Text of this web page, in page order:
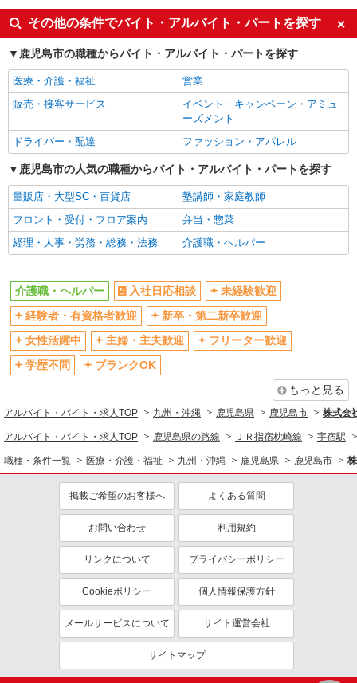
ボーナス・賞与あり
車通勤OK
交通費支給
社会保険あり
産休・育休取得実績あり
その他の条件でバイト・アルバイト・パートを探す
鹿児島市の職種からバイト・アルバイト・パートを探す
医療・介護・福祉
営業
販売・接客サービス
イベント・キャンペーン・アミュ
ーズメント
ドライバー・配達
ファッション・アパレル
鹿児島市の人気の職種からバイト・アルバイト・パートを探す
量販店・大型SC・百貨店
塾講師・家庭教師
フロント・受付・フロア案内
弁当・惣菜
経理・人事・労務・総務・法務
介護職・ヘルパー
介護職・ヘルパー 入社日応相談
未経験歓迎
経験者・有資格者歓迎
新卒・第二新卒歓迎
女性活躍中
主婦・主夫歓迎
フリーター歓迎
学歴不問
ブランクOK
もっと見る
アルバイト・バイト・求人TOP 九州・沖縄 鹿児島県 鹿児島市 株式会
アルバイト・バイト・求人TOP 鹿児島県の路線 ＪＲ指宿枕崎線 宇宿駅
職種・条件一覧 医療・介護・福祉 九州・沖縄 鹿児島県 鹿児島市
掲載ご希望のお客様へ よくある質問
お問い合わせ 利用規約
リンクについて プライバシーポリシー
Cookieポリシー 個人情報保護方針
メールサービスについて サイト運営会社
サイトマップ